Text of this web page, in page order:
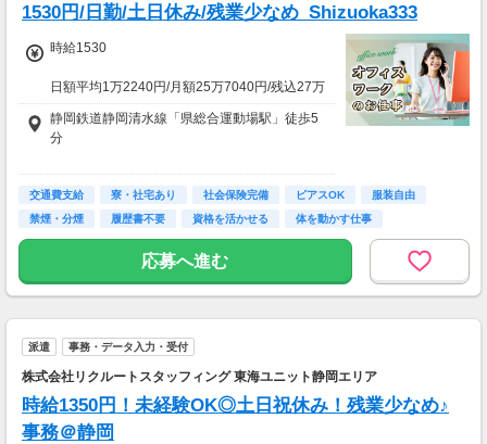
1530円/日勤/土日休み/残業少なめ_Shizuoka333
時給1530
日額平均1万2240円/月額25万7040円/残込27万
6170円
★応募資格★
の方は卒業後に派遣登録が可能です。）
静岡鉄道静岡清水線「県総合運動場駅」徒歩5
分
車・バイク・自転車通勤可（無料駐車場有 ※敷
地内徒歩1分）
交通費支給 寮・社宅あり 社会保険完備 ピアスOK
服装自由
禁煙・分煙
履歴書不要 資格を活かせる 体を動かす仕事
応募へ進む
派遣 事務・データ入力・受付
株式会社リクルートスタッフィング 東海ユニット静岡エリア
時給1350円！未経験OK◎土日祝休み！残業少なめ♪
事務＠静岡